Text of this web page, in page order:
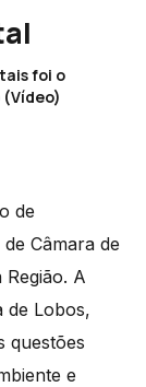
foi o
de
Câmara de
A
de Lobos,
questões
e